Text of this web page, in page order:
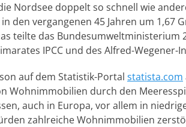
Nordsee doppelt so schnell wie
den vergangenen 45 Jahren um 1,67
teilte das Bundesumweltministerium
IPCC und des Alfred-Wegener-
auf dem Statistik-Portal statista.com
Wohnimmobilien durch den
auch in Europa, vor allem in
zahlreiche Wohnimmobilien